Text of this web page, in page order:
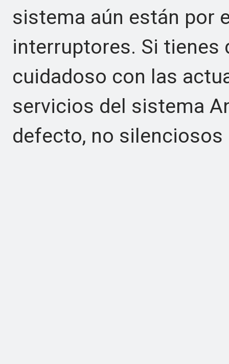
sistema aún están por
interruptores. Si
cuidadoso con las
servicios del sistema
defecto, no